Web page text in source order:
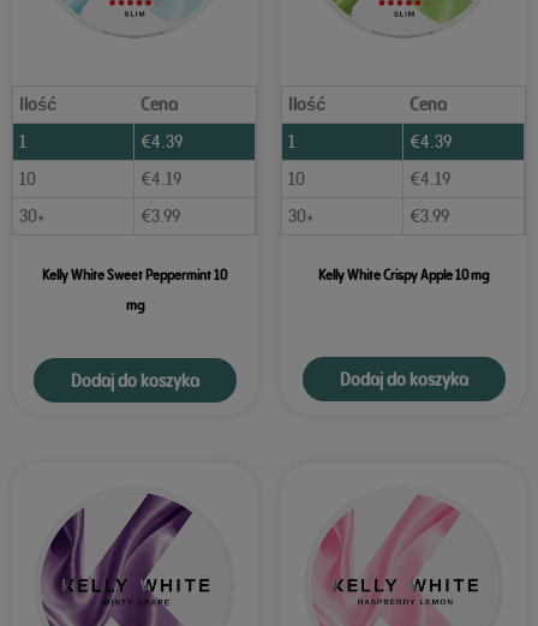
Ilość
Cena
1
€4.39
10
€4.19
30+
€3.99
Kelly White Sweet Peppermint 10
mg
Dodaj do koszyka
Ilość
Cena
1
€4.39
10
€4.19
30+
€3.99
Kelly White Crispy Apple 10 mg
Dodaj do koszyka